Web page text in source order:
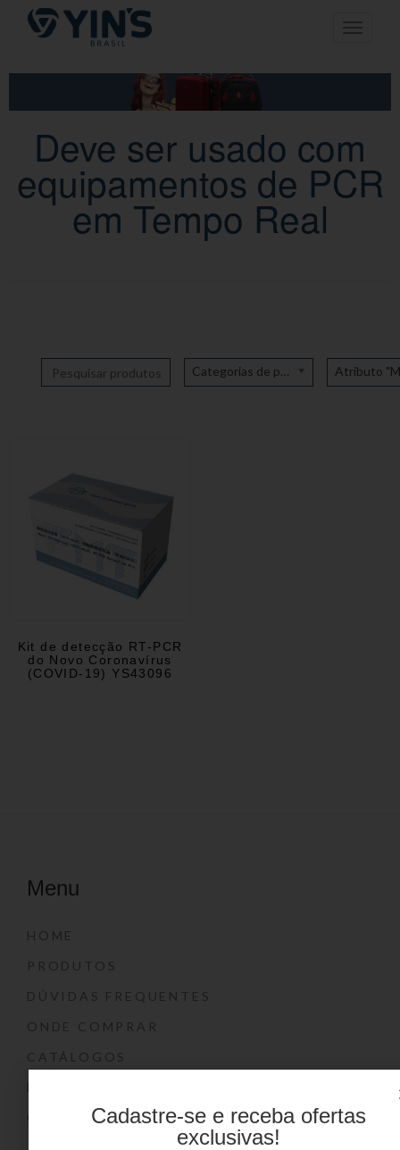
Pular
para
conteúdo
Toggle
Deve ser usado com
equipamentos de PCR
em Tempo Real
Categorias de produto
Kit de detecção RT-PCR
do Novo Coronavírus
(COVID-19) YS43096
Menu
HOME
PRODUTOS
DÚVIDAS FREQUENTES
ONDE COMPRAR
CATÁLOGOS
BLOG
CONTATOCadastre-se e receba ofertas
exclusivas!